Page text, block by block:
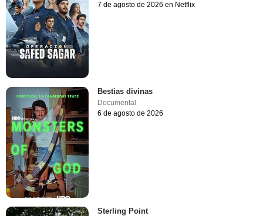
7 de agosto de 2026 en Netflix
Bestias divinas
Documental
6 de agosto de 2026
Sterling Point